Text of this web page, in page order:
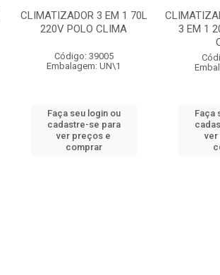
CLIMATIZADOR 3 EM 1 70L
220V POLO CLIMA
Código: 39005
Embalagem: UN\1
Faça seu login ou
cadastre-se para
ver preços e
comprar
3 EM 1
Faça
ver